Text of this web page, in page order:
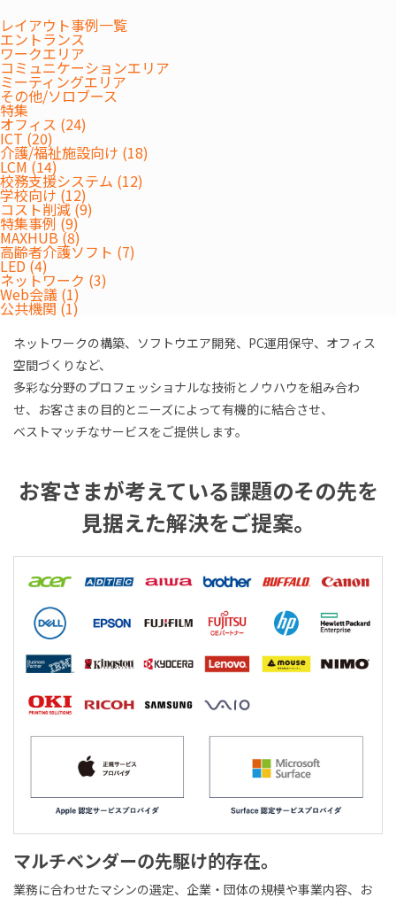
レイアウト事例一覧
エントランス
ワークエリア
コミュニケーションエリア
ミーティングエリア
その他/ソロブース
特集
オフィス (24)
ICT (20)
介護/福祉施設向け (18)
LCM (14)
校務支援システム (12)
学校向け (12)
コスト削減 (9)
特集事例 (9)
MAXHUB (8)
高齢者介護ソフト (7)
LED (4)
ネットワーク (3)
Web会議 (1)
公共機関 (1)
※ピンマークをタップするとページ遷移可能です
ネットワークの構築、ソフトウエア開発、PC運用保守、オフィス
空間づくりなど、
多彩な分野のプロフェッショナルな技術とノウハウを組み合わ
せ、お客さまの目的とニーズによって有機的に結合させ、
ベストマッチなサービスをご提供します。
お客さまが考えている課題のその先を
見据えた解決をご提案。
マルチベンダーの先駆け的存在。
業務に合わせたマシンの選定、企業・団体の規模や事業内容、お